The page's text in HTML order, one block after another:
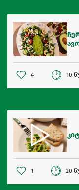
4 10
1 20